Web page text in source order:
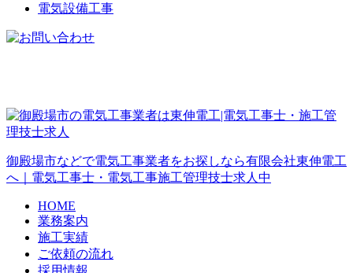
電気設備工事
御殿場市などで電気工事業者をお探しなら有限会社東伸電工
へ｜電気工事士・電気工事施工管理技士求人中
HOME
業務案内
施工実績
ご依頼の流れ